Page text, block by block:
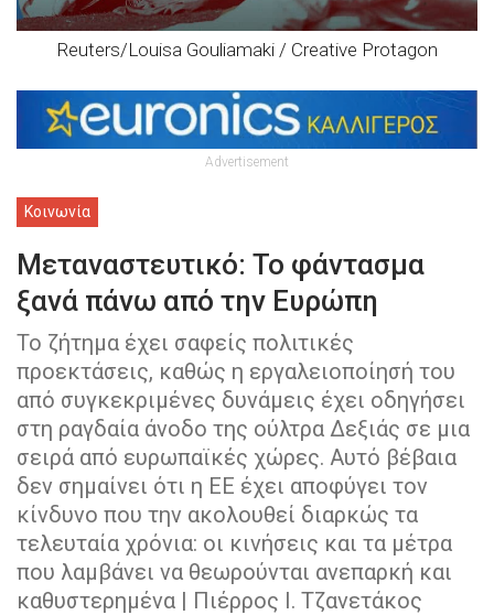
Reuters/Louisa Gouliamaki / Creative Protagon
Advertisement
Κοινωνία
Μεταναστευτικό: Το φάντασμα
ξανά πάνω από την Ευρώπη
Το ζήτημα έχει σαφείς πολιτικές
προεκτάσεις, καθώς η εργαλειοποίησή του
από συγκεκριμένες δυνάμεις έχει οδηγήσει
στη ραγδαία άνοδο της ούλτρα Δεξιάς σε μια
σειρά από ευρωπαϊκές χώρες. Αυτό βέβαια
δεν σημαίνει ότι η ΕΕ έχει αποφύγει τον
κίνδυνο που την ακολουθεί διαρκώς τα
τελευταία χρόνια: οι κινήσεις και τα μέτρα
που λαμβάνει να θεωρούνται ανεπαρκή και
καθυστερημένα | Πιέρρος Ι. Τζανετάκος